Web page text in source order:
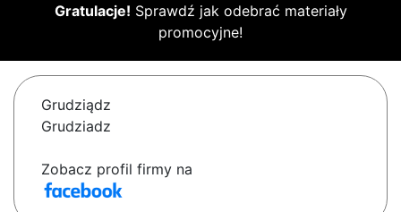
Gratulacje! Sprawdź jak odebrać materiały
promocyjne!
Grudziądz
Grudziadz
Zobacz profil firmy na